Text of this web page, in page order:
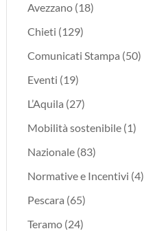
Avezzano(18)
Chieti (129)
Comunicati Stampa (50)
Eventi (19)
L’Aquila (27)
Mobilità sostenibile(1)
Nazionale(83)
Normative e Incentivi (4)
Pescara (65)
Teramo(24)